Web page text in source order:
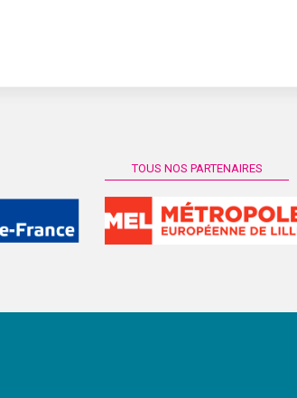
TOUS NOS PARTENAIRES